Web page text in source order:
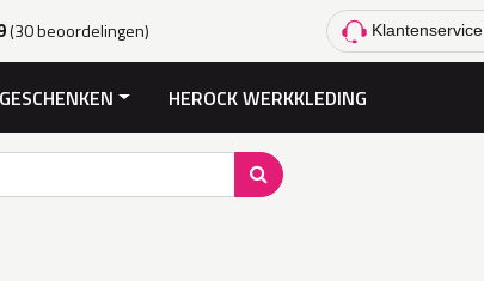
(30 beoordelingen) Klantenservice
HEROCK WERKKLEDING